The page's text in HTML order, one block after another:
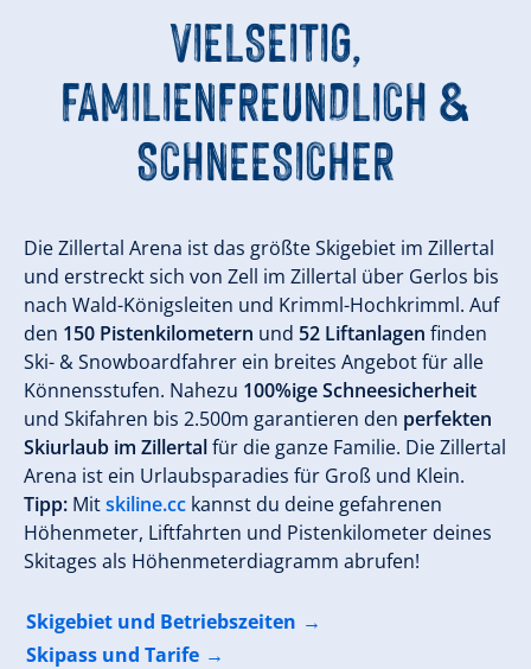
VIELSEITIG,
FAMILIENFREUNDLICH &
SCHNEESICHER
Die Zillertal Arena ist das größte Skigebiet im Zillertal
und erstreckt sich von Zell im Zillertal über Gerlos bis
nach Wald-Königsleiten und Krimml-Hochkrimml. Auf
den 150 Pistenkilometern und 52 Liftanlagen finden
Ski- & Snowboardfahrer ein breites Angebot für alle
Könnensstufen. Nahezu 100%ige Schneesicherheit
und Skifahren bis 2.500m garantieren den perfekten
Skiurlaub im Zillertalfür die ganze Familie. Die Zillertal
Arena ist ein Urlaubsparadies für Groß und Klein.
Tipp: Mitskiline.cc kannst du deine gefahrenen
Höhenmeter, Liftfahrten und Pistenkilometer deines
Skitages als Höhenmeterdiagramm abrufen!
Skigebiet und Betriebszeiten
Skipass und Tarife